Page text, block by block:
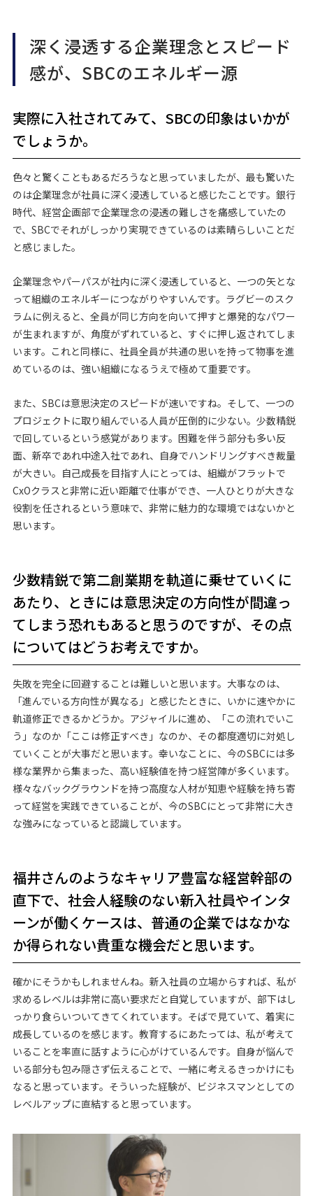
深く浸透する企業理念とスピード
感が、SBCのエネルギー源
実際に入社されてみて、SBCの印象はいかが
でしょうか。
色々と驚くこともあるだろうなと思っていましたが、最も驚いた
のは企業理念が社員に深く浸透していると感じたことです。銀行
時代、経営企画部で企業理念の浸透の難しさを痛感していたの
で、SBCでそれがしっかり実現できているのは素晴らしいことだ
と感じました。
企業理念やパーパスが社内に深く浸透していると、一つの矢とな
って組織のエネルギーにつながりやすいんです。ラグビーのスク
ラムに例えると、全員が同じ方向を向いて押すと爆発的なパワー
が生まれますが、角度がずれていると、すぐに押し返されてしま
います。これと同様に、社員全員が共通の思いを持って物事を進
めているのは、強い組織になるうえで極めて重要です。
また、SBCは意思決定のスピードが速いですね。そして、一つの
プロジェクトに取り組んでいる人員が圧倒的に少ない。少数精鋭
で回しているという感覚があります。困難を伴う部分も多い反
面、新卒であれ中途入社であれ、自身でハンドリングすべき裁量
が大きい。自己成長を目指す人にとっては、組織がフラットで
CxOクラスと非常に近い距離で仕事ができ、一人ひとりが大きな
役割を任されるという意味で、非常に魅力的な環境ではないかと
思います。
少数精鋭で第二創業期を軌道に乗せていくに
あたり、ときには意思決定の方向性が間違っ
てしまう恐れもあると思うのですが、その点
についてはどうお考えですか。
失敗を完全に回避することは難しいと思います。大事なのは、
「進んでいる方向性が異なる」と感じたときに、いかに速やかに
軌道修正できるかどうか。アジャイルに進め、「この流れでいこ
う」なのか「ここは修正すべき」なのか、その都度適切に対処し
ていくことが大事だと思います。幸いなことに、今のSBCには多
様な業界から集まった、高い経験値を持つ経営陣が多くいます。
様々なバックグラウンドを持つ高度な人材が知恵や経験を持ち寄
って経営を実践できていることが、今のSBCにとって非常に大き
な強みになっていると認識しています。
福井さんのようなキャリア豊富な経営幹部の
直下で、社会人経験のない新入社員やインタ
ーンが働くケースは、普通の企業ではなかな
か得られない貴重な機会だと思います。
確かにそうかもしれませんね。新入社員の立場からすれば、私が
求めるレベルは非常に高い要求だと自覚していますが、部下はし
っかり食らいついてきてくれています。そばで見ていて、着実に
成長しているのを感じます。教育するにあたっては、私が考えて
いることを率直に話すように心がけているんです。自身が悩んで
いる部分も包み隠さず伝えることで、一緒に考えるきっかけにも
なると思っています。そういった経験が、ビジネスマンとしての
レベルアップに直結すると思っています。